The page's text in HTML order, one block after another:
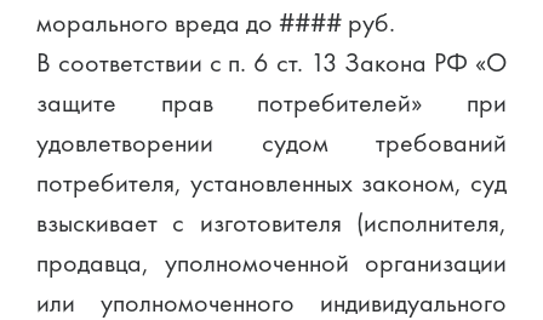
морального вреда до #### руб.
В соответствии с п. 6 ст. 13 Закона РФ «О
защите прав потребителей» при
удовлетворении судом требований
потребителя, установленных законом, суд
взыскивает с изготовителя (исполнителя,
продавца, уполномоченной организации
или уполномоченного индивидуального